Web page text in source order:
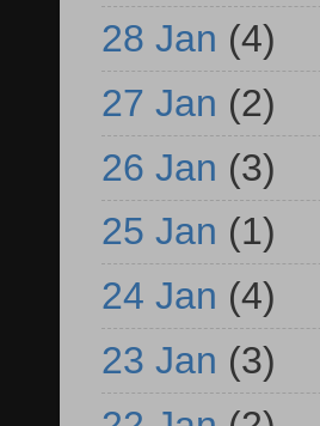
28 Jan (4)
27 Jan (2)
26 Jan (3)
25 Jan (1)
24 Jan (4)
23 Jan (3)